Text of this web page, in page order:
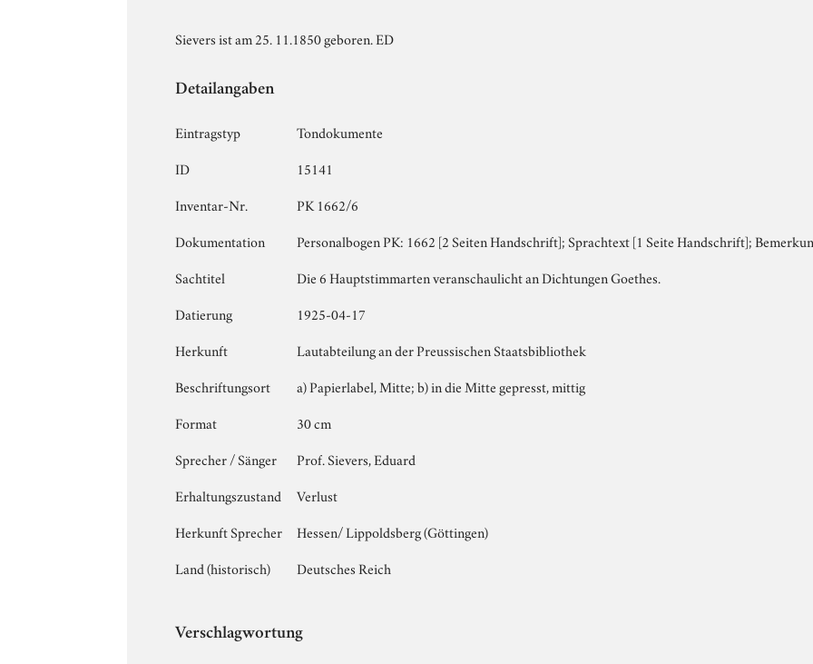
Sievers ist am 25. 11.1850 geboren. ED
Detailangaben
Eintragstyp
Tondokumente
ID
15141
Inventar-Nr.
PK 1662/6
Dokumentation
Personalbogen PK: 1662 [2 Seiten Handschrift]; Sprachtext [1 Seite Handschrift];
Sachtitel
Die 6 Hauptstimmarten veranschaulicht an Dichtungen Goethes.
Datierung
1925-04-17
Herkunft
Lautabteilung an der Preussischen Staatsbibliothek
Beschriftungsort
a) Papierlabel, Mitte; b) in die Mitte gepresst, mittig
Format
30 cm
Sprecher / Sänger
Prof. Sievers, Eduard
Erhaltungszustand
Verlust
Herkunft Sprecher
Hessen/ Lippoldsberg (Göttingen)
Land (historisch)
Deutsches Reich
Verschlagwortung